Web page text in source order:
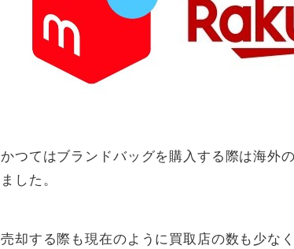
かつてはブランドバッグを購入する際は海外
ました。
売却する際も現在のように買取店の数も少な